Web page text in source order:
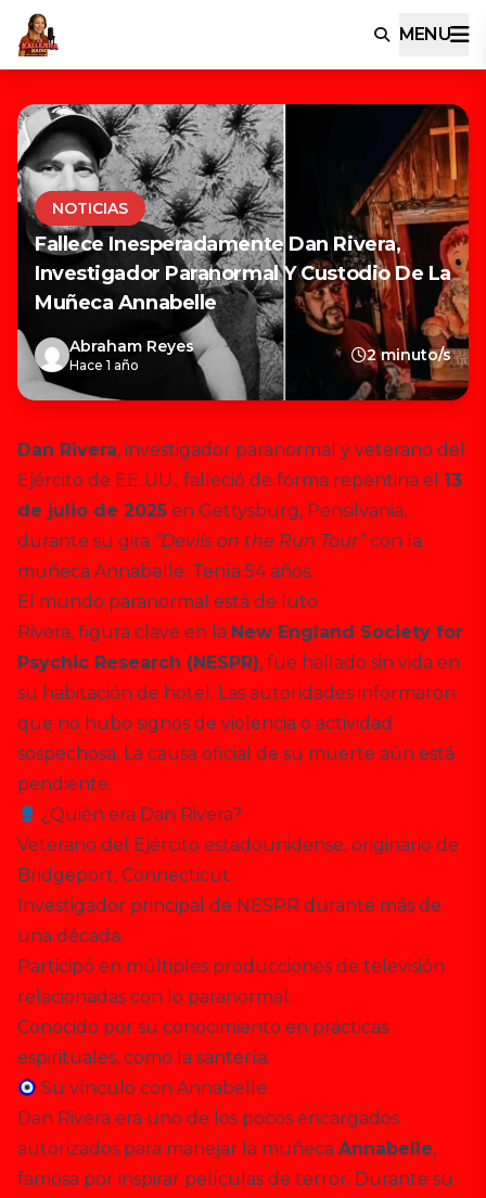
MENU
NOTICIAS
Fallece Inesperadamente Dan Rivera,
Investigador Paranormal Y Custodio De La
Muñeca Annabelle
Abraham Reyes
Hace 1 año
2 minuto/s
Dan Rivera, investigador paranormal y veterano del
Ejército de EE. UU., falleció de forma repentina el 13
de julio de 2025 en Gettysburg, Pensilvania,
durante su gira “Devils on the Run Tour”con la
muñeca Annabelle. Tenía 54 años.
El mundo paranormal está de luto
Rivera, figura clave en la New England Society for
Psychic Research (NESPR), fue hallado sin vida en
su habitación de hotel. Las autoridades informaron
que no hubo signos de violencia o actividad
sospechosa. La causa oficial de su muerte aún está
pendiente.
¿Quién era Dan Rivera?
Veterano del Ejército estadounidense, originario de
Bridgeport, Connecticut.
Investigador principal de NESPR durante más de
una década.
Participó en múltiples producciones de televisión
relacionadas con lo paranormal.
Conocido por su conocimiento en prácticas
espirituales, como la santería.
Su vínculo con Annabelle
Dan Rivera era uno de los pocos encargados
autorizados para manejar la muñeca Annabelle,
famosa por inspirar películas de terror. Durante su